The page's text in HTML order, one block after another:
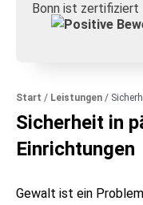
Start / Leistungen /
Sicherheit in
Einrichtungen
Gewalt ist ein